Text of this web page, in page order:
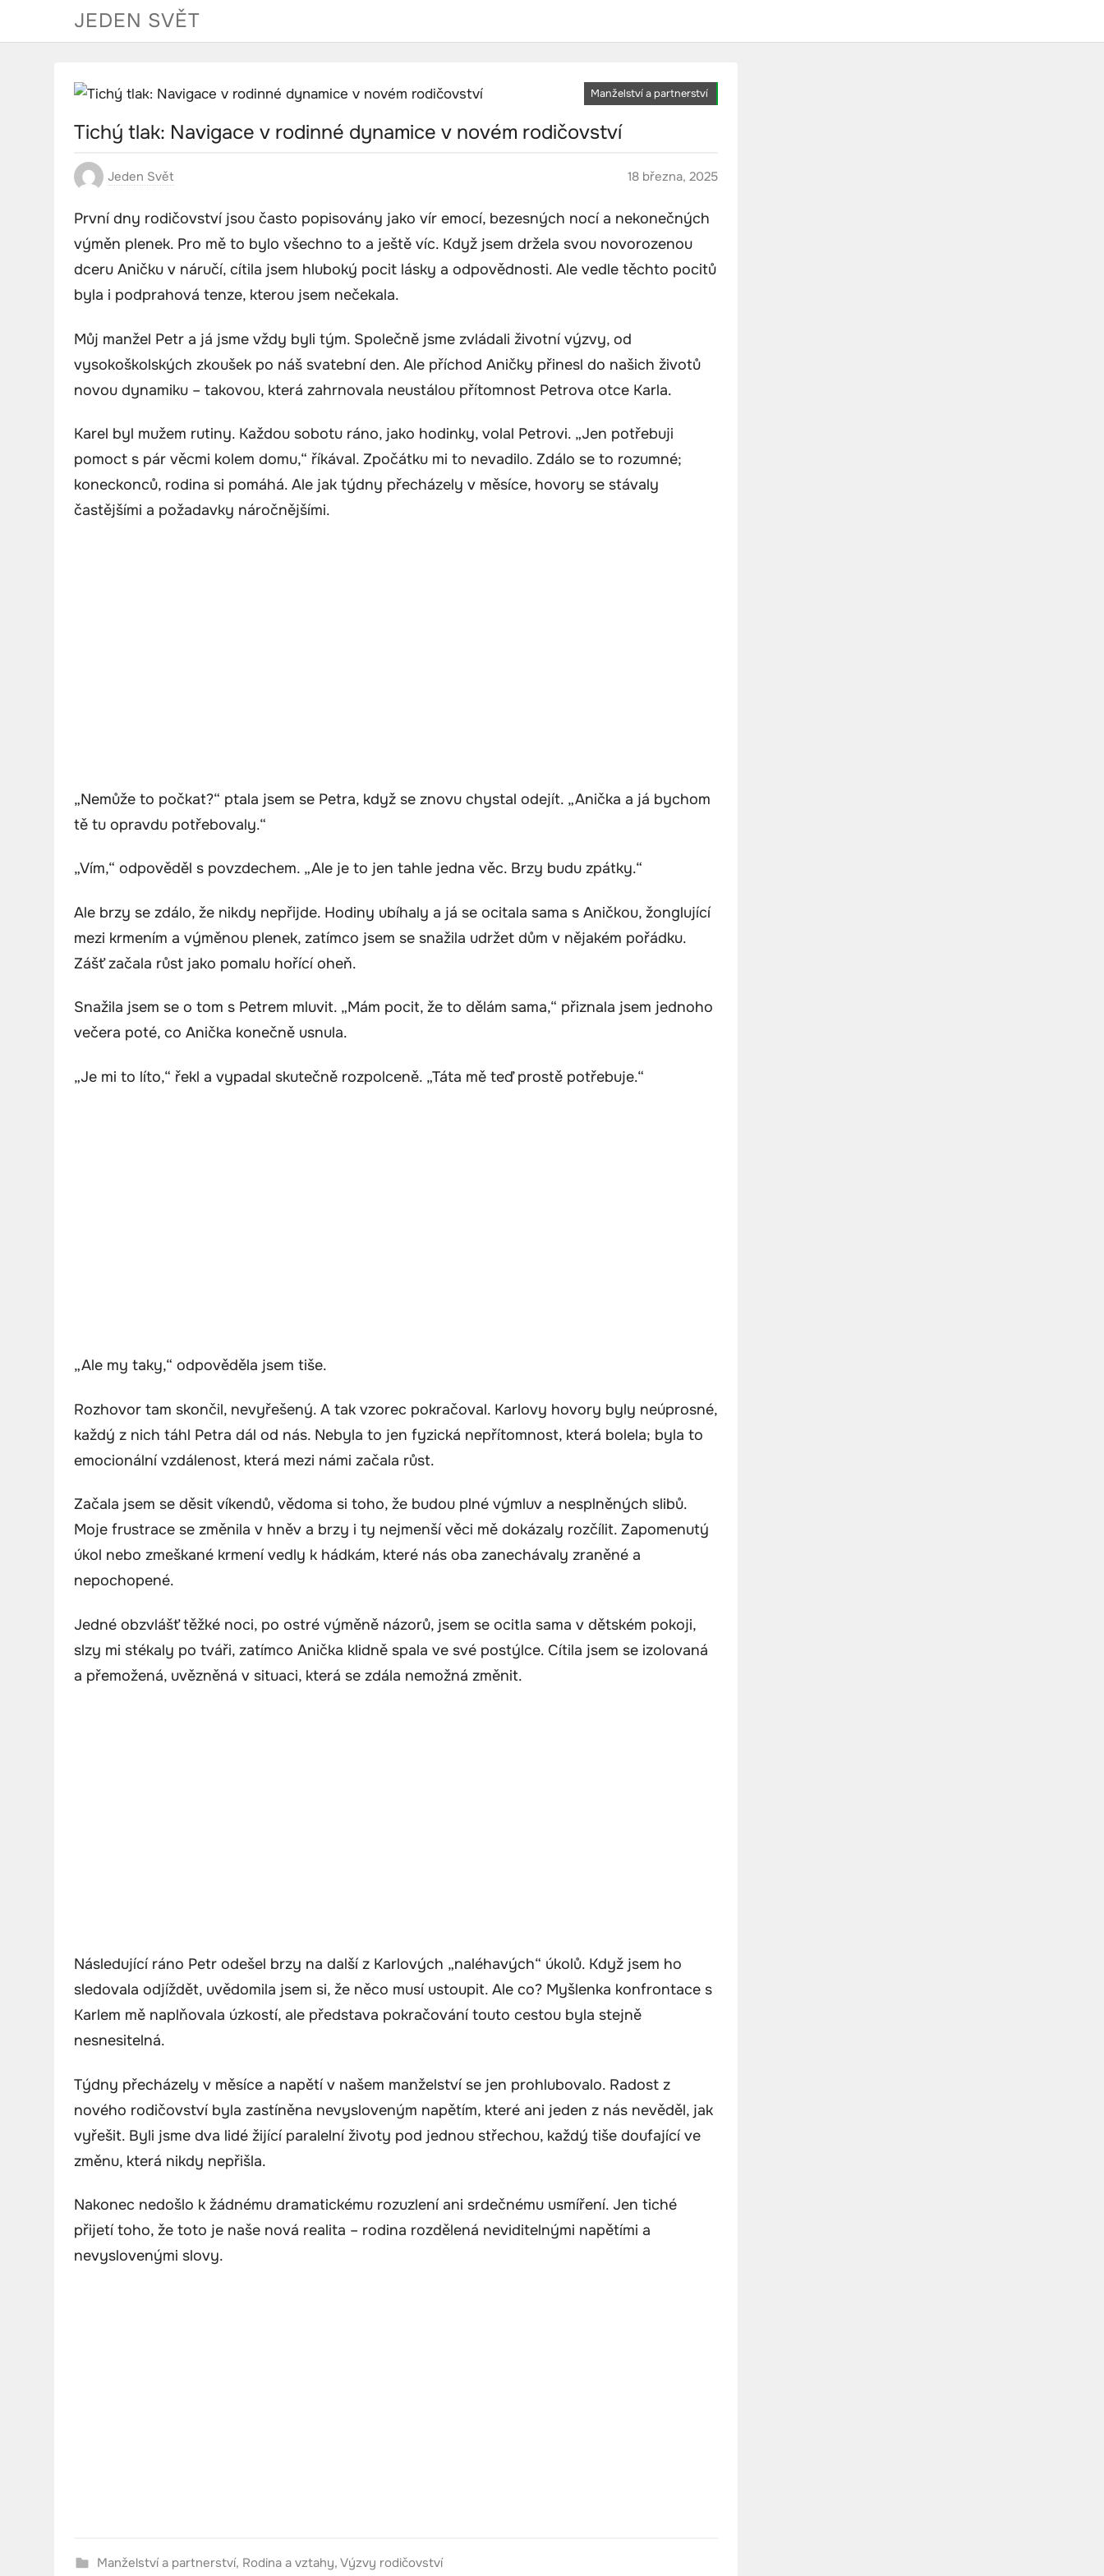
JEDEN SVĚT
Manželství a partnerství
Tichý tlak: Navigace v rodinné dynamice v novém rodičovství
Jeden Svět 18 března, 2025
První dny rodičovství jsou často popisovány jako vír emocí, bezesných nocí a nekonečných
výměn plenek. Pro mě to bylo všechno to a ještě víc. Když jsem držela svou novorozenou
dceru Aničku v náručí, cítila jsem hluboký pocit lásky a odpovědnosti. Ale vedle těchto pocitů
byla i podprahová tenze, kterou jsem nečekala.
Můj manžel Petr a já jsme vždy byli tým. Společně jsme zvládali životní výzvy, od
vysokoškolských zkoušek po náš svatební den. Ale příchod Aničky přinesl do našich životů
novou dynamiku – takovou, která zahrnovala neustálou přítomnost Petrova otce Karla.
Karel byl mužem rutiny. Každou sobotu ráno, jako hodinky, volal Petrovi. „Jen potřebuji
pomoct s pár věcmi kolem domu,“ říkával. Zpočátku mi to nevadilo. Zdálo se to rozumné;
koneckonců, rodina si pomáhá. Ale jak týdny přecházely v měsíce, hovory se stávaly
častějšími a požadavky náročnějšími.
„Nemůže to počkat?“ ptala jsem se Petra, když se znovu chystal odejít. „Anička a já bychom
tě tu opravdu potřebovaly.“
„Vím,“ odpověděl s povzdechem. „Ale je to jen tahle jedna věc. Brzy budu zpátky.“
Ale brzy se zdálo, že nikdy nepřijde. Hodiny ubíhaly a já se ocitala sama s Aničkou, žonglující
mezi krmením a výměnou plenek, zatímco jsem se snažila udržet dům v nějakém pořádku.
Zášť začala růst jako pomalu hořící oheň.
Snažila jsem se o tom s Petrem mluvit. „Mám pocit, že to dělám sama,“ přiznala jsem jednoho
večera poté, co Anička konečně usnula.
„Je mi to líto,“ řekl a vypadal skutečně rozpolceně. „Táta mě teď prostě potřebuje.“
„Ale my taky,“ odpověděla jsem tiše.
Rozhovor tam skončil, nevyřešený. A tak vzorec pokračoval. Karlovy hovory byly neúprosné,
každý z nich táhl Petra dál od nás. Nebyla to jen fyzická nepřítomnost, která bolela; byla to
emocionální vzdálenost, která mezi námi začala růst.
Začala jsem se děsit víkendů, vědoma si toho, že budou plné výmluv a nesplněných slibů.
Moje frustrace se změnila v hněv a brzy i ty nejmenší věci mě dokázaly rozčílit. Zapomenutý
úkol nebo zmeškané krmení vedly k hádkám, které nás oba zanechávaly zraněné a
nepochopené.
Jedné obzvlášť těžké noci, po ostré výměně názorů, jsem se ocitla sama v dětském pokoji,
slzy mi stékaly po tváři, zatímco Anička klidně spala ve své postýlce. Cítila jsem se izolovaná
a přemožená, uvězněná v situaci, která se zdála nemožná změnit.
Následující ráno Petr odešel brzy na další z Karlových „naléhavých“ úkolů. Když jsem ho
sledovala odjíždět, uvědomila jsem si, že něco musí ustoupit. Ale co? Myšlenka konfrontace s
Karlem mě naplňovala úzkostí, ale představa pokračování touto cestou byla stejně
nesnesitelná.
Týdny přecházely v měsíce a napětí v našem manželství se jen prohlubovalo. Radost z
nového rodičovství byla zastíněna nevysloveným napětím, které ani jeden z nás nevěděl, jak
vyřešit. Byli jsme dva lidé žijící paralelní životy pod jednou střechou, každý tiše doufající ve
změnu, která nikdy nepřišla.
Nakonec nedošlo k žádnému dramatickému rozuzlení ani srdečnému usmíření. Jen tiché
přijetí toho, že toto je naše nová realita – rodina rozdělená neviditelnými napětími a
nevyslovenými slovy.
Manželství a partnerství, Rodina a vztahy, Výzvy rodičovství